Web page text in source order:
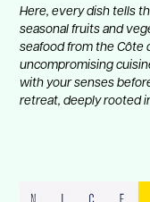
Here, every dish tells
seasonal fruits and
seafood from the Côte
uncompromising
with your senses
retreat, deeply rooted